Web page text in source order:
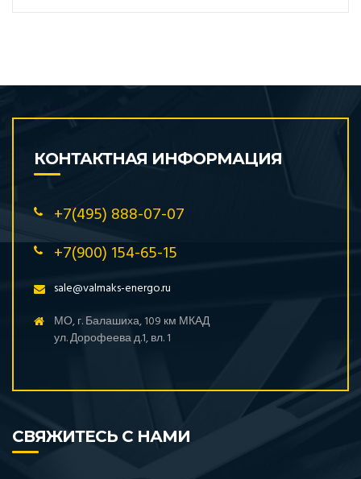
КОНТАКТНАЯ ИНФОРМАЦИЯ
+7(495) 888-07-07
+7(900) 154-65-15
sale@valmaks-energo.ru
МО, г. Балашиха, 109 км МКАД
ул. Дорофеева д.1, вл. 1
СВЯЖИТЕСЬ С НАМИ